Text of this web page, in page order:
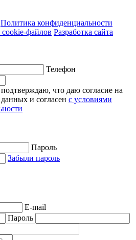
Политика конфиденциальности
файлов Разработка сайта
Телефон
что даю согласие на
и согласен с условиями
Пароль
Забыли пароль
E-mail
Пароль